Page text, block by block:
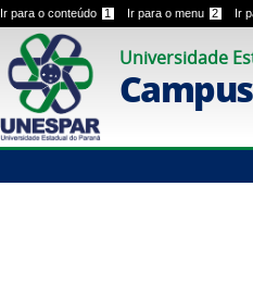
Ir para o conteúdo 1 Ir para o menu 2 Ir
Universidade